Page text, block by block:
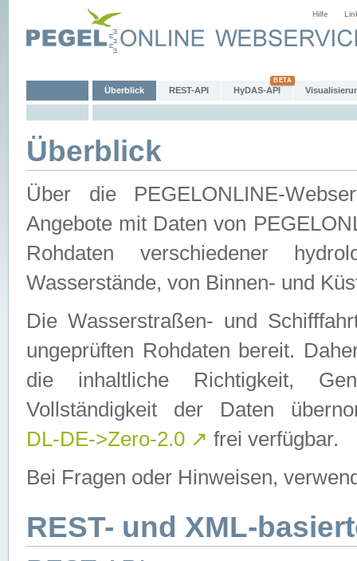
Hilfe
Überblick REST-API HyDAS-API
Überblick
Über die PEGELONLINE-
Angebote mit Daten von
Rohdaten verschiedener
Wasserstände, von Binnen- und
Die Wasserstraßen- und
ungeprüften Rohdaten bereit.
die inhaltliche Richtigkeit,
Vollständigkeit der Daten
DL-DE->Zero-2.0 ↗ frei verfügbar.
Bei Fragen oder Hinweisen,
REST- und XML-